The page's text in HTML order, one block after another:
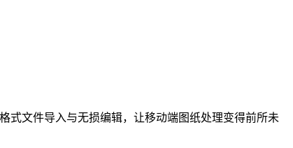
式文件导入与无损编辑，让移动端图纸处理变得前所未